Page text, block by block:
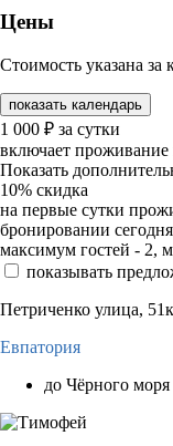
Цены
Стоимость указана
показать календарь
1 000 ₽ за сутки
включает проживание
Показать
10% скидка
на первые сутки
бронировании
максимум гостей - 2,
показывать
Петриченко улица,
Евпатория
до Чёрного